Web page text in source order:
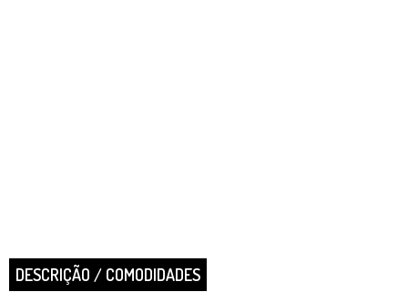
DESCRIÇÃO / COMODIDADES